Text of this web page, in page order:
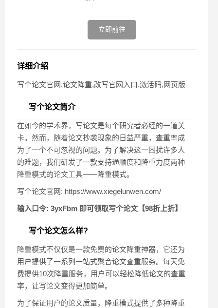
立即前往
详细介绍
写个论文官网,论文降重,改写官网入口,激活码,网页版
写个论文简介
在如今的学术界，写论文是每个研究者必经的一道关
卡。然而，随着论文抄袭现象的日益严重，查重率成
为了一个不可忽视的问题。为了解决这一困扰许多人
的难题，我们研发了一款支持通顺度和降重力度两种
降重模式的论文工具——降重模式。
写个论文官网: https://www.xiegelunwen.com/
输入口令: 3yxFbm 即可领取写个论文【98折上折】
写个论文怎么样?
降重模式不仅仅是一款免费的论文降重神器，它还为
用户提供了一系列一站式聚合论文查重服务。每天免
费提供10次降重服务，用户可以轻松降低论文的查重
率，让写论文变得更加简单。
为了保证用户的论文质量，降重模式提供了多种降重